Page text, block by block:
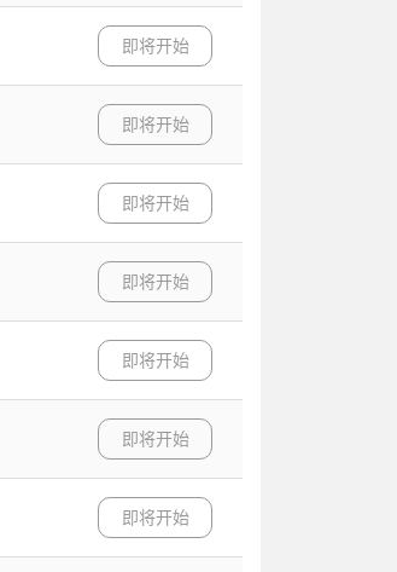
即将开始
即将开始
即将开始
即将开始
即将开始
即将开始
即将开始